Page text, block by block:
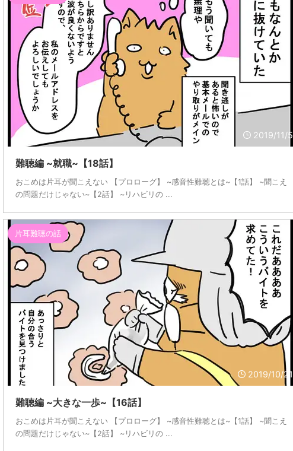
2019/11/5
難聴編 ~就職~【18話】
おこめは片耳が聞こえない 【プロローグ】 ~感音性難聴とは~【1話】 ~聞こえ
の問題だけじゃない~【2話】 ~リハビリの ...
2019/10/21
片耳難聴の話
難聴編 ~大きな一歩~【16話】
おこめは片耳が聞こえない 【プロローグ】 ~感音性難聴とは~【1話】 ~聞こえ
の問題だけじゃない~【2話】 ~リハビリの ...